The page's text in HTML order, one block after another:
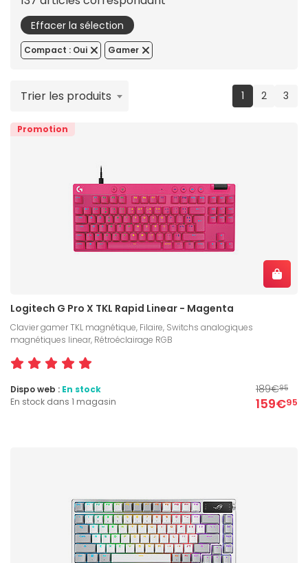
Effacer la sélection
Compact : Oui Gamer
1 (current)
2 3
Trier les produits
Promotion
Logitech G Pro X TKL Rapid Linear - Magenta
Clavier gamer TKL magnétique, Filaire, Switchs analogiques
magnétiques linear, Rétroéclairage RGB
189€95
159€95
Dispo web : En stock
En stock dans 1 magasin